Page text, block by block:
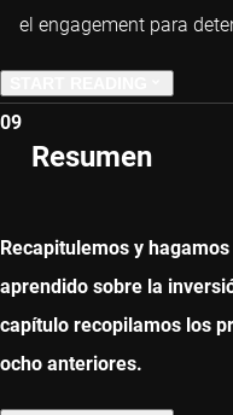
el engagement para
09
Resumen
Recapitulemos y
aprendido sobre la
capítulo recopilamos los
ocho anteriores.